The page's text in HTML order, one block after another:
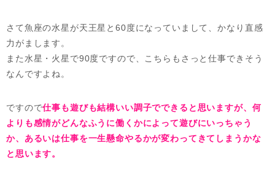
さて魚座の水星が天王星と60度になっていまして、かなり直感
力がまします。
また水星・火星で90度ですので、こちらもさっと仕事できそう
なんですよね。
ですので仕事も遊びも結構いい調子でできると思いますが、何
よりも感情がどんなふうに働くかによって遊びにいっちゃう
か、あるいは仕事を一生懸命やるかが変わってきてしまうかな
と思います。